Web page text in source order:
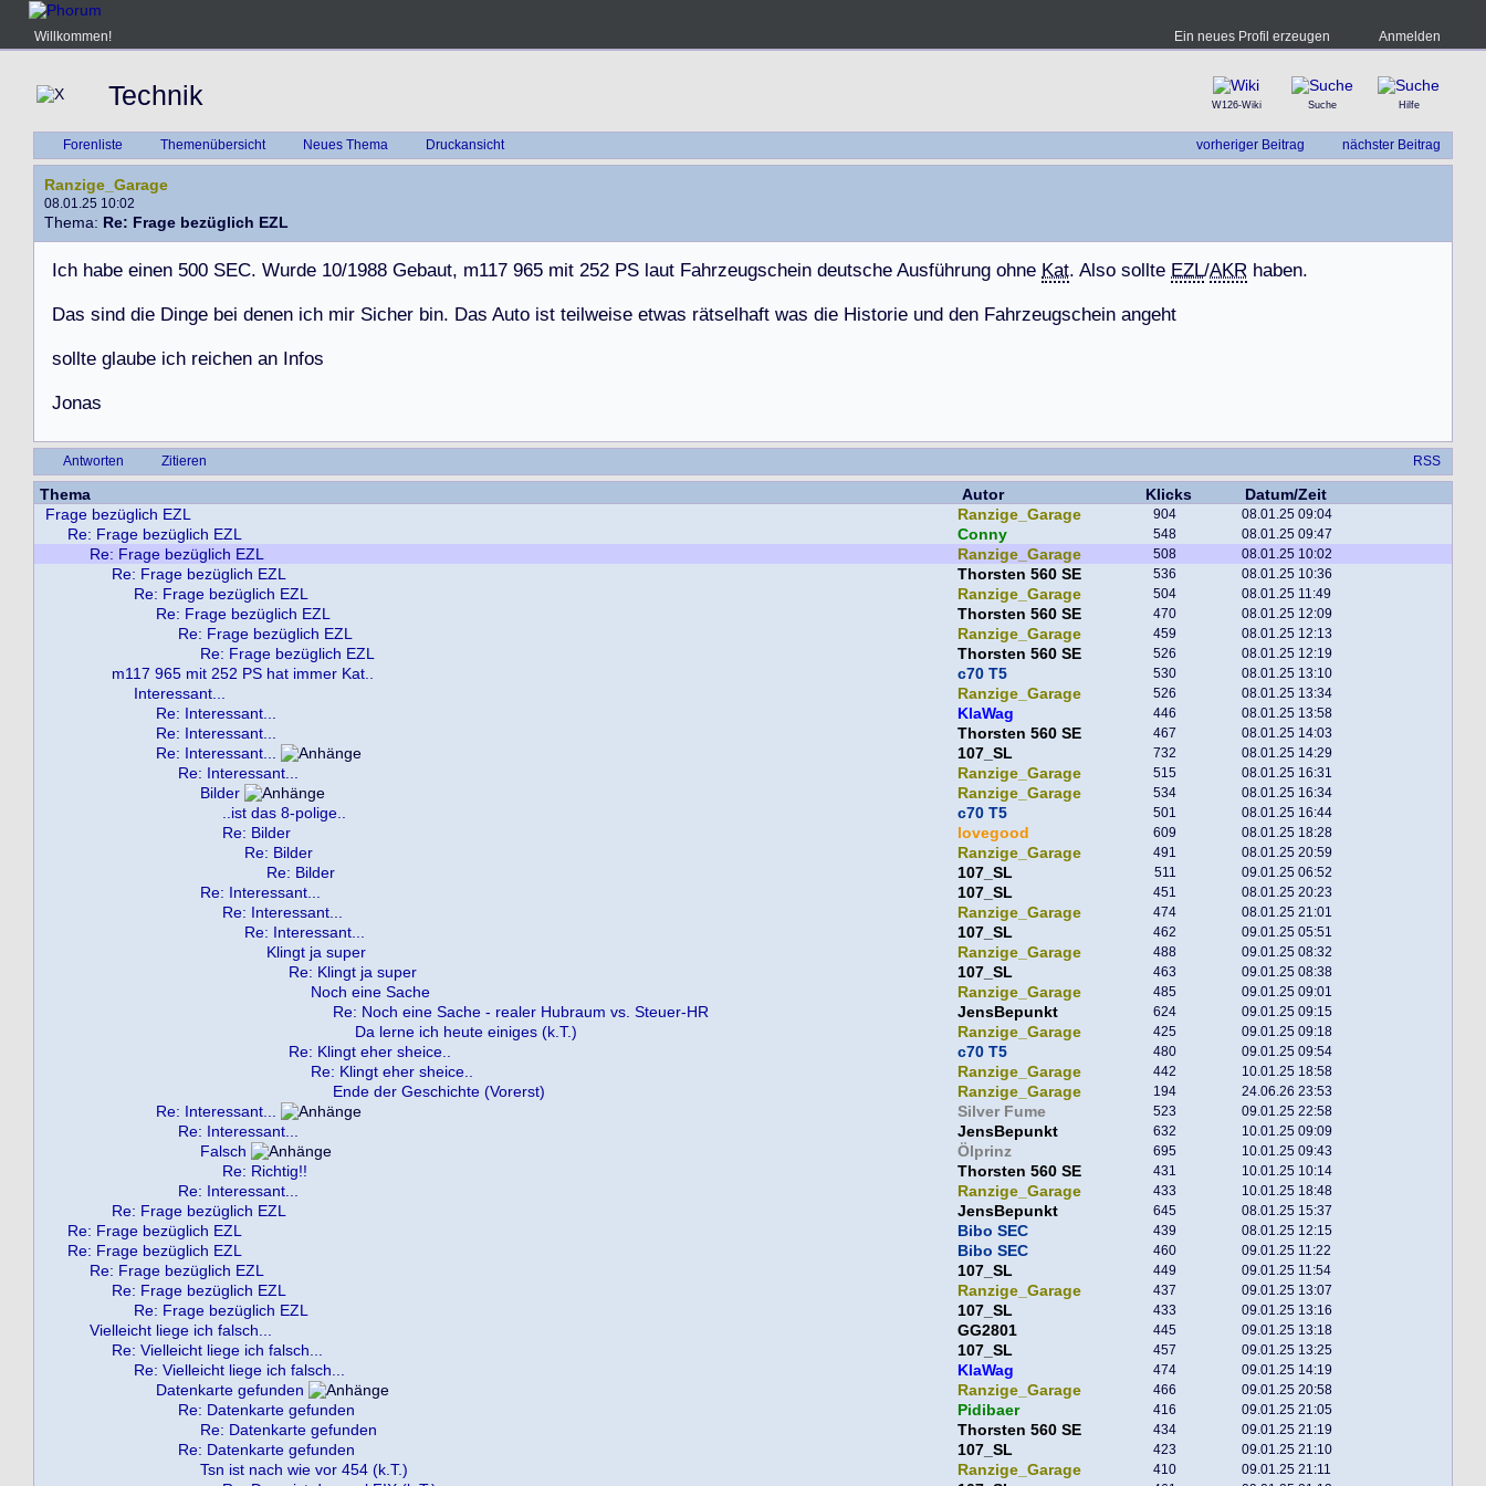
Willkommen! Ein neues Profil erzeugen Anmelden
Technik W126-Wiki Suche Hilfe
vorheriger Beitrag nächster Beitrag
Forenliste Themenübersicht Neues Thema Druckansicht
Ranzige_Garage
08.01.25 10:02
Thema: Re: Frage bezüglich EZL
Ich habe einen 500 SEC. Wurde 10/1988 Gebaut, m117 965 mit 252 PS laut Fahrzeugschein deutsche Ausführung ohne Kat. Also sollte EZL/AKR haben.
Das sind die Dinge bei denen ich mir Sicher bin. Das Auto ist teilweise etwas rätselhaft was die Historie und den Fahrzeugschein angeht
sollte glaube ich reichen an Infos
Jonas
Antworten Zitieren RSS
Thema Autor Klicks
Datum/Zeit
Frage bezüglich EZL
Ranzige_Garage 904 08.01.25 09:04
Re: Frage bezüglich EZL Conny 548 08.01.25 09:47
Re: Frage bezüglich EZL Ranzige_Garage 508 08.01.25 10:02
Re: Frage bezüglich EZL Thorsten 560 SE 536 08.01.25 10:36
Re: Frage bezüglich EZL Ranzige_Garage 504 08.01.25 11:49
Re: Frage bezüglich EZL Thorsten 560 SE 470 08.01.25 12:09
Re: Frage bezüglich EZL Ranzige_Garage 459 08.01.25 12:13
Re: Frage bezüglich EZL Thorsten 560 SE 526 08.01.25 12:19
m117 965 mit 252 PS hat immer Kat.. c70 T5 530 08.01.25 13:10
Interessant... Ranzige_Garage 526 08.01.25 13:34
Re: Interessant... KlaWag 446 08.01.25 13:58
Re: Interessant... Thorsten 560 SE 467 08.01.25 14:03
Re: Interessant... 107_SL 732 08.01.25 14:29
Re: Interessant... Ranzige_Garage 515 08.01.25 16:31
Bilder Ranzige_Garage 534 08.01.25 16:34
..ist das 8-polige.. c70 T5 501 08.01.25 16:44
Re: Bilder lovegood 609 08.01.25 18:28
Re: Bilder Ranzige_Garage 491 08.01.25 20:59
Re: Bilder 107_SL 511 09.01.25 06:52
Re: Interessant... 107_SL 451 08.01.25 20:23
Re: Interessant... Ranzige_Garage 474 08.01.25 21:01
Re: Interessant... 107_SL 462 09.01.25 05:51
Klingt ja super Ranzige_Garage 488 09.01.25 08:32
Re: Klingt ja super 107_SL 463 09.01.25 08:38
Noch eine Sache Ranzige_Garage 485 09.01.25 09:01
Re: Noch eine Sache - realer Hubraum vs. Steuer-HR JensBepunkt 624 09.01.25 09:15
Da lerne ich heute einiges (k.T.) Ranzige_Garage 425 09.01.25 09:18
Re: Klingt eher sheice.. c70 T5 480 09.01.25 09:54
Re: Klingt eher sheice.. Ranzige_Garage 442 10.01.25 18:58
Ende der Geschichte (Vorerst) Ranzige_Garage 194 24.06.26 23:53
Re: Interessant... Silver Fume 523 09.01.25 22:58
Re: Interessant... JensBepunkt 632 10.01.25 09:09
Falsch Ölprinz 695 10.01.25 09:43
Re: Richtig!! Thorsten 560 SE 431 10.01.25 10:14
Re: Interessant... Ranzige_Garage 433 10.01.25 18:48
Re: Frage bezüglich EZL JensBepunkt 645 08.01.25 15:37
Re: Frage bezüglich EZL Bibo SEC 439 08.01.25 12:15
Re: Frage bezüglich EZL Bibo SEC 460 09.01.25 11:22
Re: Frage bezüglich EZL 107_SL 449 09.01.25 11:54
Re: Frage bezüglich EZL Ranzige_Garage 437 09.01.25 13:07
Re: Frage bezüglich EZL 107_SL 433 09.01.25 13:16
Vielleicht liege ich falsch... GG2801 445 09.01.25 13:18
Re: Vielleicht liege ich falsch... 107_SL 457 09.01.25 13:25
Re: Vielleicht liege ich falsch... KlaWag 474 09.01.25 14:19
Datenkarte gefunden Ranzige_Garage 466 09.01.25 20:58
Re: Datenkarte gefunden Pidibaer 416 09.01.25 21:05
Re: Datenkarte gefunden Thorsten 560 SE 434 09.01.25 21:19
Re: Datenkarte gefunden 107_SL 423 09.01.25 21:10
Tsn ist nach wie vor 454 (k.T.) Ranzige_Garage 410 09.01.25 21:11